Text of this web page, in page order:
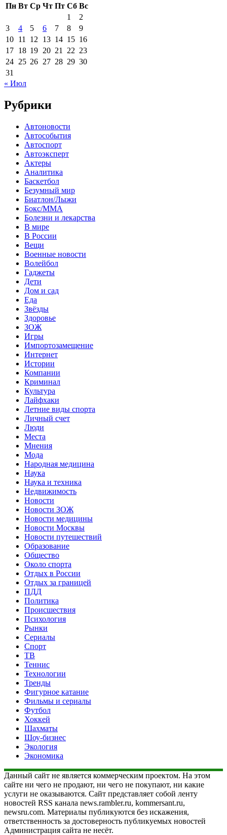
Пн Вт Ср Чт Пт Сб Вс
1
2
3
4 5 6 7 8
9
10 11 12 13 14 15 16
17 18 19 20 21 22 23
24 25 26 27 28 29 30
31
« Июл
Рубрики
Автоновости
Автособытия
Автоспорт
Автоэксперт
Актеры
Аналитика
Баскетбол
Безумный мир
Биатлон/Лыжи
Бокс/MMA
Болезни и лекарства
В мире
В России
Вещи
Военные новости
Волейбол
Гаджеты
Дети
Дом и сад
Еда
Звёзды
Здоровье
ЗОЖ
Игры
Импортозамещение
Интернет
Истории
Компании
Криминал
Культура
Лайфхаки
Летние виды спорта
Личный счет
Люди
Места
Мнения
Мода
Народная медицина
Наука
Наука и техника
Недвижимость
Новости
Новости ЗОЖ
Новости медицины
Новости Москвы
Новости путешествий
Образование
Общество
Около спорта
Отдых в России
Отдых за границей
ПДД
Политика
Происшествия
Психология
Рынки
Сериалы
Спорт
ТВ
Теннис
Технологии
Тренды
Фигурное катание
Фильмы и сериалы
Футбол
Хоккей
Шахматы
Шоу-бизнес
Экология
Экономика
Данный сайт не является коммерческим проектом. На этом
сайте ни чего не продают, ни чего не покупают, ни какие
услуги не оказываются. Сайт представляет собой ленту
новостей RSS канала news.rambler.ru, kommersant.ru,
newsru.com. Материалы публикуются без искажения,
ответственность за достоверность публикуемых новостей
Администрация сайта не несёт.